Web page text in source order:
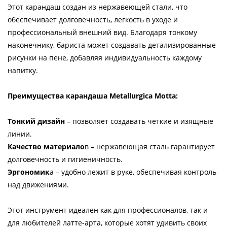
Этот карандаш создан из нержавеющей стали, что
обеспечивает долговечность, легкость в уходе и
профессиональный внешний вид. Благодаря тонкому
наконечнику, бариста может создавать детализированные
рисунки на пене, добавляя индивидуальность каждому
напитку.
Преимущества карандаша Metallurgica Motta:
Тонкий дизайн – позволяет создавать четкие и изящные
линии.
Качество материалов – нержавеющая сталь гарантирует
долговечность и гигиеничность.
Эргономика – удобно лежит в руке, обеспечивая контроль
над движениями.
Этот инструмент идеален как для профессионалов, так и
для любителей латте-арта, которые хотят удивить своих